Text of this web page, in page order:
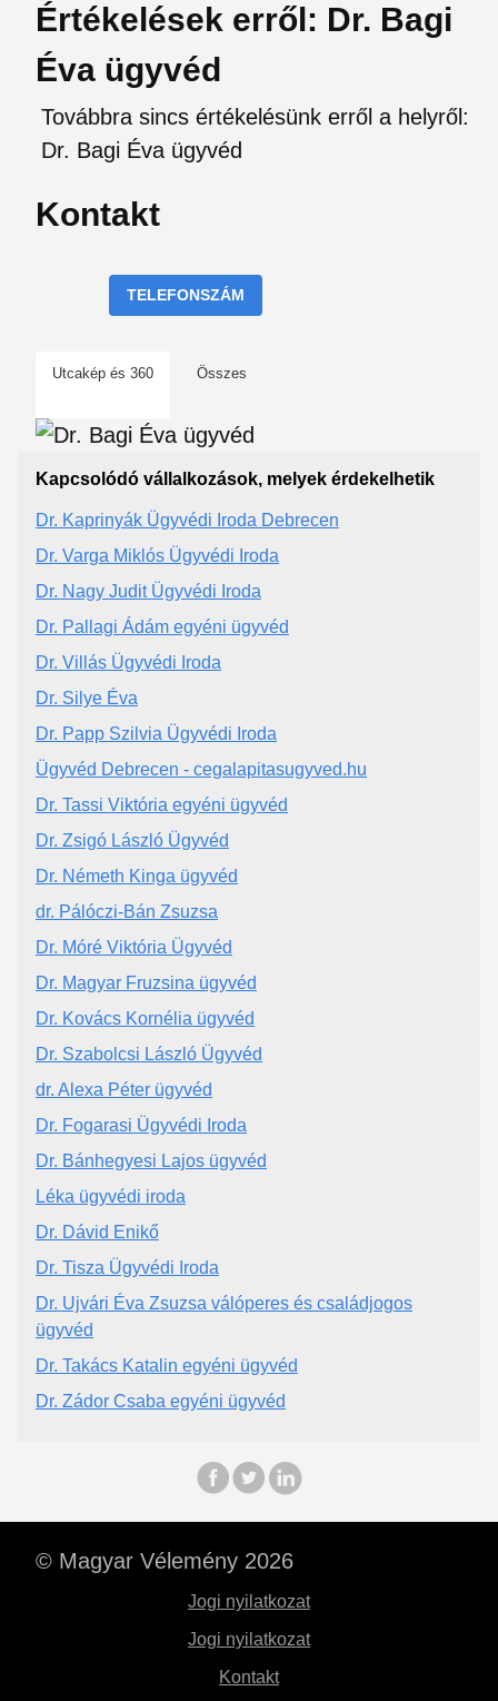
Értékelések erről: Dr. Bagi
Éva ügyvéd
Továbbra sincs értékelésünk erről a helyről:
Dr. Bagi Éva ügyvéd
Kontakt
TELEFONSZÁM
Utcakép és 360 Összes
Kapcsolódó vállalkozások, melyek érdekelhetik
Dr. Kaprinyák Ügyvédi Iroda Debrecen
Dr. Varga Miklós Ügyvédi Iroda
Dr. Nagy Judit Ügyvédi Iroda
Dr. Pallagi Ádám egyéni ügyvéd
Dr. Villás Ügyvédi Iroda
Dr. Silye Éva
Dr. Papp Szilvia Ügyvédi Iroda
Ügyvéd Debrecen - cegalapitasugyved.hu
Dr. Tassi Viktória egyéni ügyvéd
Dr. Zsigó László Ügyvéd
Dr. Németh Kinga ügyvéd
dr. Pálóczi-Bán Zsuzsa
Dr. Móré Viktória Ügyvéd
Dr. Magyar Fruzsina ügyvéd
Dr. Kovács Kornélia ügyvéd
Dr. Szabolcsi László Ügyvéd
dr. Alexa Péter ügyvéd
Dr. Fogarasi Ügyvédi Iroda
Dr. Bánhegyesi Lajos ügyvéd
Léka ügyvédi iroda
Dr. Dávid Enikő
Dr. Tisza Ügyvédi Iroda
Dr. Ujvári Éva Zsuzsa válóperes és családjogos
ügyvéd
Dr. Takács Katalin egyéni ügyvéd
Dr. Zádor Csaba egyéni ügyvéd
© Magyar Vélemény 2026
Jogi nyilatkozat
Jogi nyilatkozat
Kontakt